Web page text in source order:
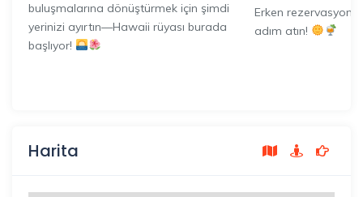
buluşmalarına dönüştürmek için şimdi
yerinizi ayırtın—Hawaii rüyası burada
başlıyor!
Erken
adım atın!
Harita